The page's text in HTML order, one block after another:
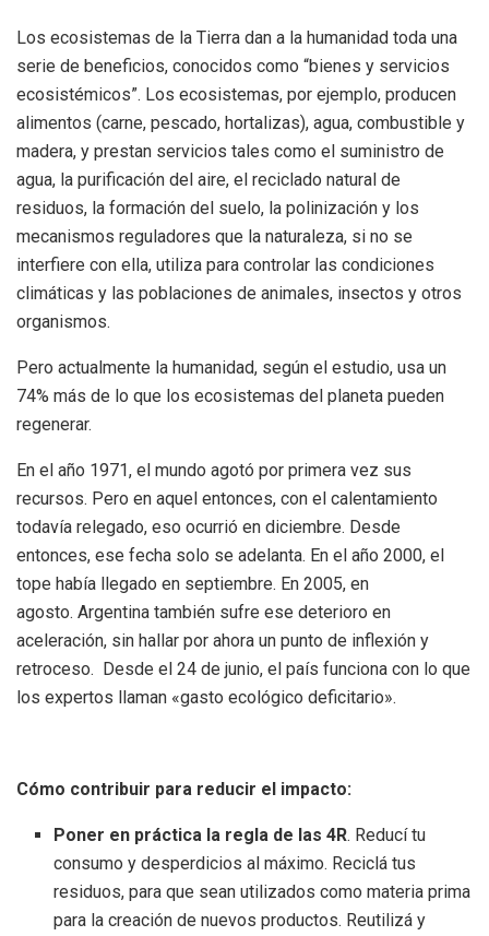
Los ecosistemas de la Tierra dan a la humanidad toda una
serie de beneficios, conocidos como “bienes y servicios
ecosistémicos”. Los ecosistemas, por ejemplo, producen
alimentos (carne, pescado, hortalizas), agua, combustible y
madera, y prestan servicios tales como el suministro de
agua, la purificación del aire, el reciclado natural de
residuos, la formación del suelo, la polinización y los
mecanismos reguladores que la naturaleza, si no se
interfiere con ella, utiliza para controlar las condiciones
climáticas y las poblaciones de animales, insectos y otros
organismos.
Pero actualmente la humanidad, según el estudio, usa un
74% más de lo que los ecosistemas del planeta pueden
regenerar.
En el año 1971, el mundo agotó por primera vez sus
recursos. Pero en aquel entonces, con el calentamiento
todavía relegado, eso ocurrió en diciembre. Desde
entonces, ese fecha solo se adelanta. En el año 2000, el
tope había llegado en septiembre. En 2005, en
agosto. Argentina también sufre ese deterioro en
aceleración, sin hallar por ahora un punto de inflexión y
retroceso. Desde el 24 de junio, el país funciona con lo que
los expertos llaman «gasto ecológico deficitario».
Cómo contribuir para reducir el impacto:
Poner en práctica la regla de las 4R. Reducí tu
consumo y desperdicios al máximo. Reciclá tus
residuos, para que sean utilizados como materia prima
para la creación de nuevos productos. Reutilizá y